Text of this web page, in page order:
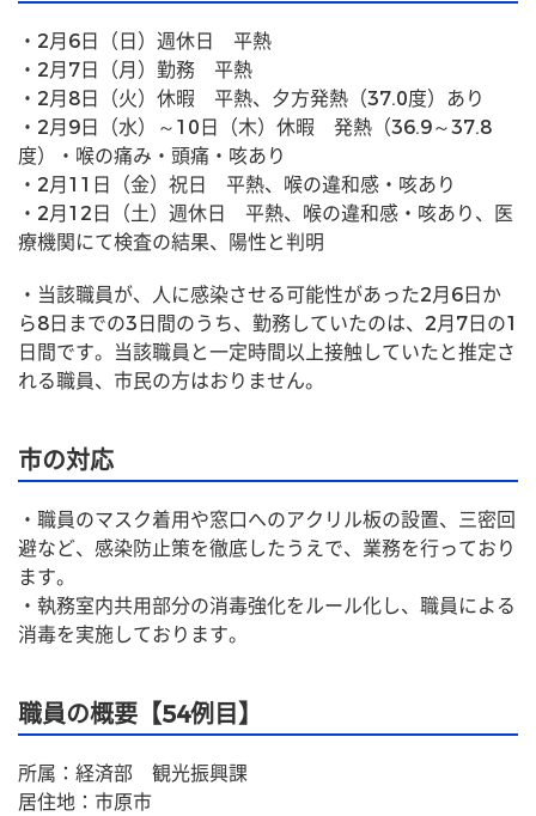
・2月6日（日）週休日　平熱
・2月7日（月）勤務　平熱
・2月8日（火）休暇　平熱、夕方発熱（37.0度）あり
・2月9日（水）～10日（木）休暇　発熱（36.9～37.8
度）・喉の痛み・頭痛・咳あり
・2月11日（金）祝日　平熱、喉の違和感・咳あり
・2月12日（土）週休日　平熱、喉の違和感・咳あり、医
療機関にて検査の結果、陽性と判明
・当該職員が、人に感染させる可能性があった2月6日か
ら8日までの3日間のうち、勤務していたのは、2月7日の1
日間です。当該職員と一定時間以上接触していたと推定さ
れる職員、市民の方はおりません。
市の対応
・職員のマスク着用や窓口へのアクリル板の設置、三密回
避など、感染防止策を徹底したうえで、業務を行っており
ます。
・執務室内共用部分の消毒強化をルール化し、職員による
消毒を実施しております。
職員の概要【54例目】
所属：経済部　観光振興課
居住地：市原市